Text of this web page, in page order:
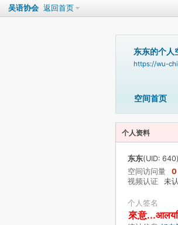
吴语协会 返回首页
东东的个人
https://wu-
空间首页
个人资料
东东(UID: 640)
空间访问量
0
视频认证
未
个人签名
來意